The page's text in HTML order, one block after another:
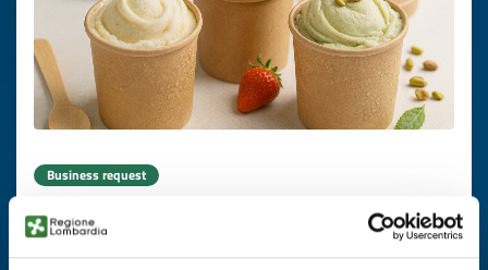
Business request
Cercasi produttore per gelato senza
zuccheri aggiunti